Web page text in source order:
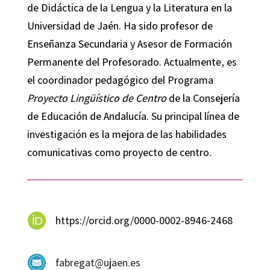
de Didáctica de la Lengua y la Literatura en la
Universidad de Jaén. Ha sido profesor de
Enseñanza Secundaria y Asesor de Formación
Permanente del Profesorado. Actualmente, es
el coordinador pedagógico del Programa
Proyecto Lingüístico de Centrode la Consejería
de Educación de Andalucía. Su principal línea de
investigación es la mejora de las habilidades
comunicativas como proyecto de centro.
https://orcid.org/0000-0002-8946-2468
fabregat@ujaen.es